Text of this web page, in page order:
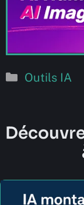
Catégories
Outils IA